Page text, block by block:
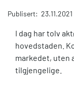
Publisert: 23.11.2021
I dag har tolv
hovedstaden.
markedet, uten
tilgjengelige.